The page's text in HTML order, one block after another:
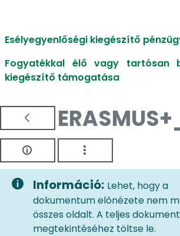
Esélyegyenlőségi kiegészítő
Fogyatékkal élő vagy tartósan
kiegészítő támogatása
Információ: Lehet, hogy a
dokumentum előnézete nem
összes oldalt. A teljes
megtekintéséhez töltse le.